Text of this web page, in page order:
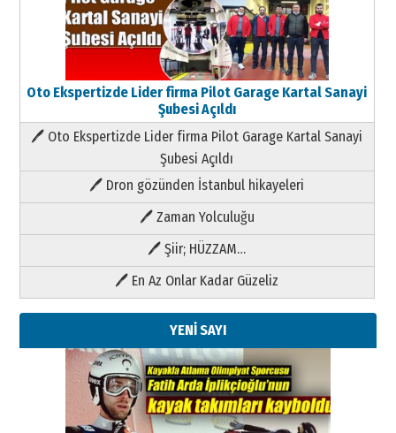
Oto Ekspertizde Lider firma Pilot Garage Kartal Sanayi
Şubesi Açıldı
🖊 Oto Ekspertizde Lider firma Pilot Garage Kartal Sanayi
Şubesi Açıldı
🖊 Dron gözünden İstanbul hikayeleri
🖊 Zaman Yolculuğu
🖊 Şiir; HÜZZAM…
🖊 En Az Onlar Kadar Güzeliz
YENİ SAYI
Kenan GÜLERCİ